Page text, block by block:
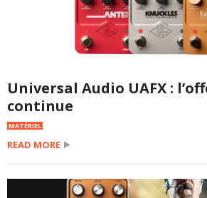
Universal Audio UAFX :
continue
MATÉRIEL
READ MORE